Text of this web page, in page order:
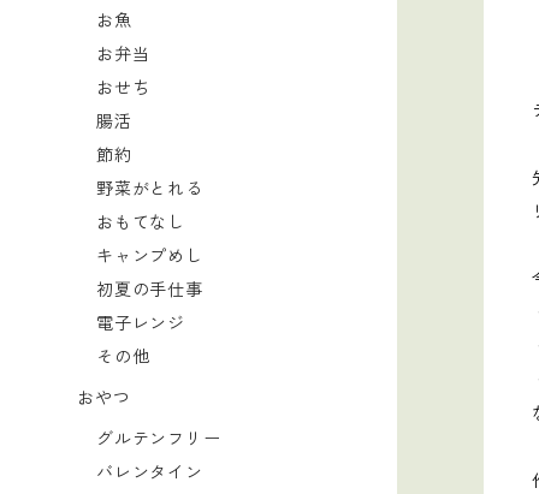
お魚
お弁当
おせち
腸活
節約
野菜がとれる
おもてなし
キャンプめし
初夏の手仕事
電子レンジ
その他
おやつ
グルテンフリー
バレンタイン